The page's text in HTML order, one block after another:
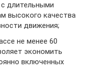
длительными
высокого качества
движения;
не менее 60
экономить
включенных